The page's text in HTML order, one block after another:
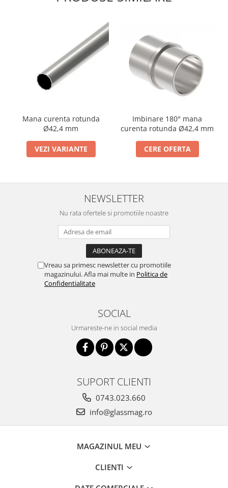
Mana curenta rotunda
Ø42,4 mm
VEZI VARIANTE
Imbinare 180° mana
curenta rotunda Ø42,4 mm
CERE OFERTA
NEWSLETTER
Nu rata ofertele si promotiile noastre
Vreau sa primesc newsletter cu promotiile
magazinului. Afla mai multe in Politica de
Confidentialitate
SOCIAL
Urmareste-ne in social media
SUPORT CLIENTI
0743.023.660
info@glassmag.ro
MAGAZINUL MEU
CLIENTI